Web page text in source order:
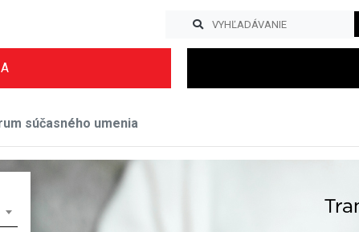
súčasného umenia